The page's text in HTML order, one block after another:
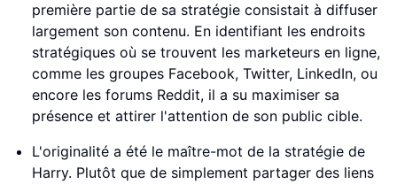
première partie de sa stratégie consistait à diffuser
largement son contenu. En identifiant les endroits
stratégiques où se trouvent les marketeurs en ligne,
comme les groupes Facebook, Twitter, LinkedIn, ou
encore les forums Reddit, il a su maximiser sa
présence et attirer l'attention de son public cible.
L'originalité a été le maître-mot de la stratégie de
Harry. Plutôt que de simplement partager des liens